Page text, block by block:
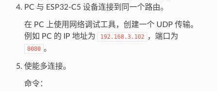
PC 与 ESP32-C5 设备连接到同一个路由。
在 PC 上使用网络调试工具，创建一个 UDP 传输。
例如 PC 的 IP 地址为
192.168.3.102 ，端口为
8080 。
使能多连接。
命令：